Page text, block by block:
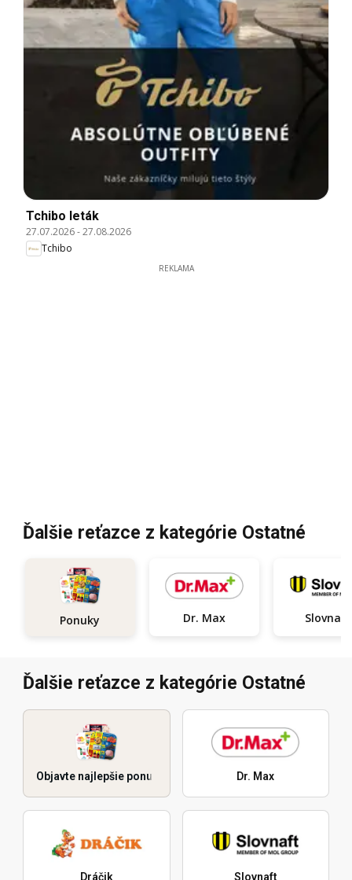
Tchibo leták
27.07.2026-27.08.2026
Tchibo
REKLAMA
Ďalšie reťazce z kategórie Ostatné
Ponuky Dr. Max Slovnaft
Ďalšie reťazce z kategórie Ostatné
Objavte najlepšie ponuky Dr. Max
Dráčik Slovnaft